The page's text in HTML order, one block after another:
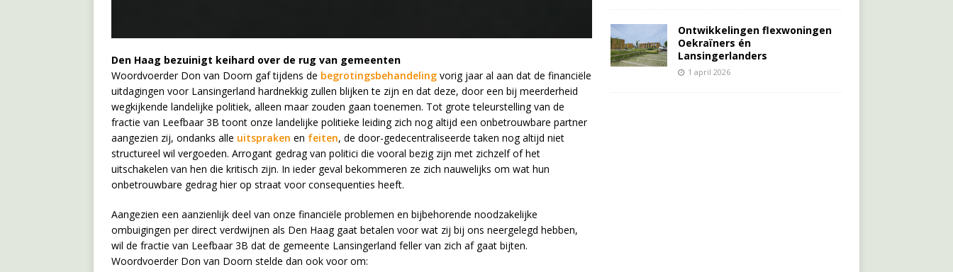
Den Haag bezuinigt keihard over de rug van gemeenten
Woordvoerder Don van Doorn gaf tijdens de begrotingsbehandeling vorig jaar al aan dat de financiële
uitdagingen voor Lansingerland hardnekkig zullen blijken te zijn en dat deze, door een bij meerderheid
wegkijkende landelijke politiek, alleen maar zouden gaan toenemen. Tot grote teleurstelling van de
fractie van Leefbaar 3B toont onze landelijke politieke leiding zich nog altijd een onbetrouwbare partner
aangezien zij, ondanks alle uitspraken en feiten, de door-gedecentraliseerde taken nog altijd niet
structureel wil vergoeden. Arrogant gedrag van politici die vooral bezig zijn met zichzelf of het
uitschakelen van hen die kritisch zijn. In ieder geval bekommeren ze zich nauwelijks om wat hun
onbetrouwbare gedrag hier op straat voor consequenties heeft.
Aangezien een aanzienlijk deel van onze financiële problemen en bijbehorende noodzakelijke
ombuigingen per direct verdwijnen als Den Haag gaat betalen voor wat zij bij ons neergelegd hebben,
wil de fractie van Leefbaar 3B dat de gemeente Lansingerland feller van zich af gaat bijten.
Woordvoerder Don van Doorn stelde dan ook voor om:
Ontwikkelingen flexwoningen
Oekraïners én
Lansingerlanders
1 april 2026